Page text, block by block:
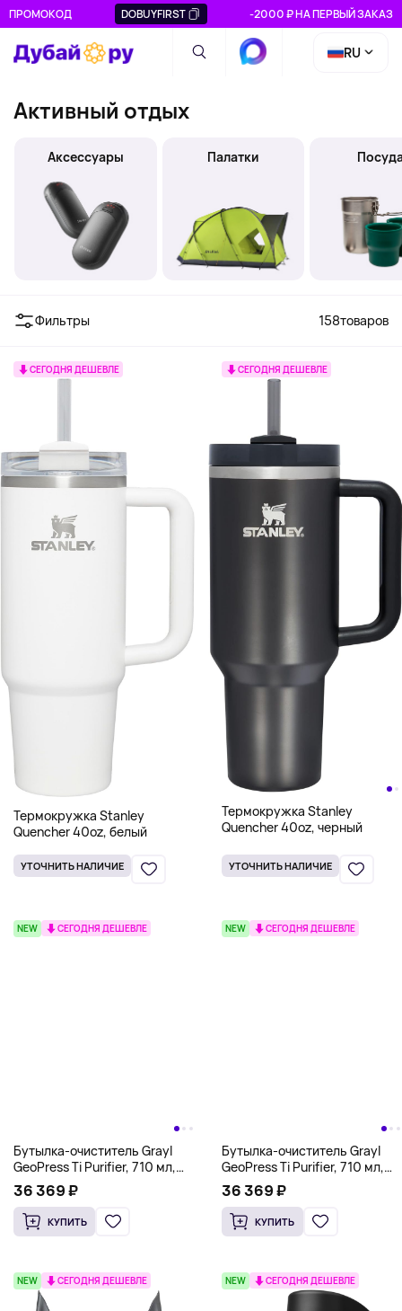
ПРОМОКОД DOBUYFIRST -2000 ₽ НА ПЕРВЫЙ ЗАКАЗ
RU
Активный отдых
Аксессуары Палатки
Фильтры 158товаров
СЕГОДНЯ ДЕШЕВЛЕ
Термокружка Stanley
Quencher 40oz, белый
УТОЧНИТЬ НАЛИЧИЕ
СЕГОДНЯ ДЕШЕВЛЕ
Термокружка Stanley
Quencher 40oz, черный
УТОЧНИТЬ НАЛИЧИЕ
NEW СЕГОДНЯ ДЕШЕВЛЕ
Бутылка-очиститель Grayl
GeoPress Ti Purifier, 710 мл,
оливковый
36 369 ₽
КУПИТЬ
NEW СЕГОДНЯ ДЕШЕВЛЕ
Бутылка-очиститель Grayl
GeoPress Ti Purifier, 710 мл,
черный
36 369 ₽
КУПИТЬ
NEW СЕГОДНЯ ДЕШЕВЛЕ NEW СЕГОДНЯ ДЕШЕВЛЕ